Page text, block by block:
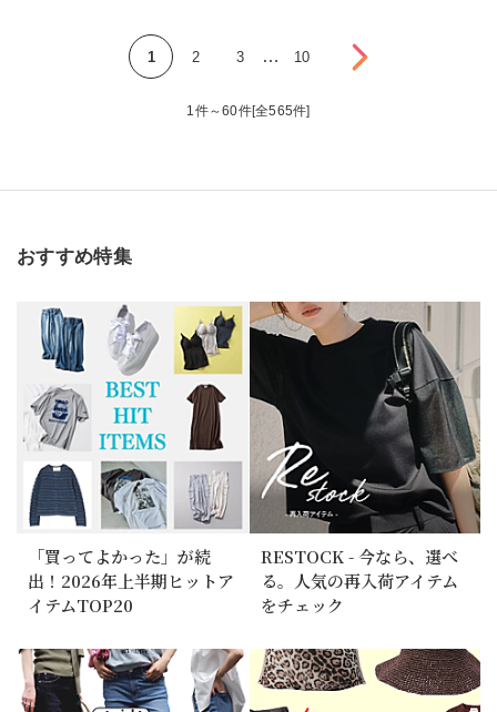
1 2 3 … 10 次へ
1件～60件[全565件]
おすすめ特集
「買ってよかった」が続
出！2026年上半期ヒットア
イテムTOP20
RESTOCK - 今なら、選べ
る。人気の再入荷アイテム
をチェック